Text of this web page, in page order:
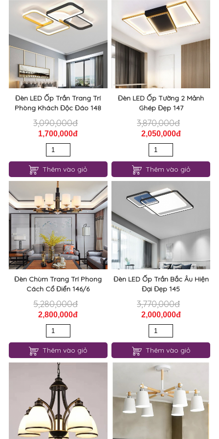
Đèn LED Ốp Trần Trang Trí
Phòng Khách Độc Đáo 148
3,090,000đ
1,700,000đ
Thêm vào giỏ
Đèn LED Ốp Tường 2 Mảnh
Ghép Đẹp 147
3,870,000đ
2,050,000đ
Thêm vào giỏ
Đèn Chùm Trang Trí Phong
Cách Cổ Điển 146/6
5,280,000đ
2,800,000đ
Thêm vào giỏ
Đèn LED Ốp Trần Bắc Âu Hiện
Đại Đẹp 145
3,770,000đ
2,000,000đ
Thêm vào giỏ